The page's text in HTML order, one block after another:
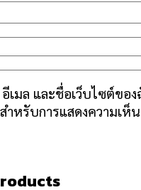
เมล และชื่อเว็บไซต์ขอ
ำหรับการแสดงความเห็